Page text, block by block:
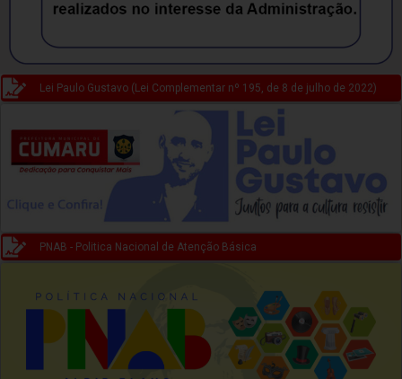
Lei Paulo Gustavo (Lei Complementar nº 195, de 8 de julho de 2022)
PNAB - Politica Nacional de Atenção Básica